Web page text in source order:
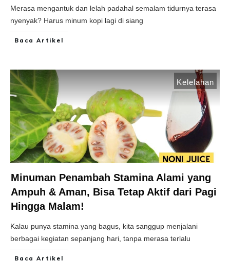
Merasa mengantuk dan lelah padahal semalam tidurnya terasa
nyenyak? Harus minum kopi lagi di siang
Baca Artikel
Kelelahan
Minuman Penambah Stamina Alami yang
Ampuh & Aman, Bisa Tetap Aktif dari Pagi
Hingga Malam!
Kalau punya stamina yang bagus, kita sanggup menjalani
berbagai kegiatan sepanjang hari, tanpa merasa terlalu
Baca Artikel